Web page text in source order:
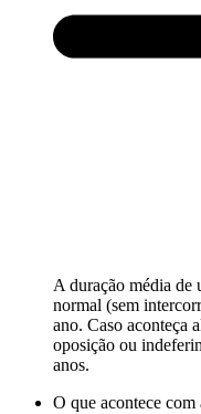
A duração média de
normal (sem
ano. Caso aconteça
oposição ou
anos.
O que acontece com